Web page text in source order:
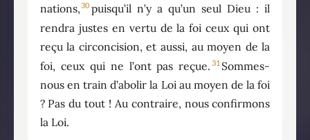
nations,30 puisqu’il n’y a qu’un seul Dieu : il
rendra justes en vertu de la foi ceux qui ont
reçu la circoncision, et aussi, au moyen de la
foi, ceux qui ne l’ont pas reçue. 31 Sommes-
nous en train d’abolir la Loi au moyen de la foi
? Pas du tout ! Au contraire, nous confirmons
la Loi.